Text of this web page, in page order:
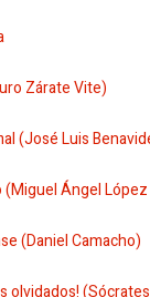
Zárate Vite)
(José Luis
Ángel López
(Daniel Camacho)
olvidados!